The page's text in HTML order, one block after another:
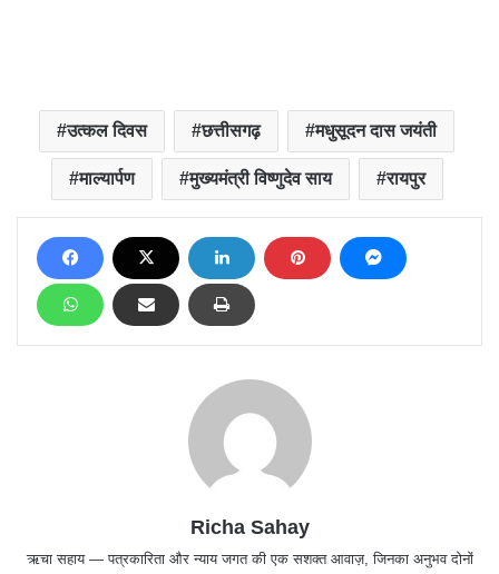
उत्कल दिवस छत्तीसगढ़ मधुसूदन दास जयंती
माल्यार्पण मुख्यमंत्री विष्णुदेव साय रायपुर
Richa Sahay
ऋचा सहाय — पत्रकारिता और न्याय जगत की एक सशक्त आवाज़, जिनका अनुभव दोनों